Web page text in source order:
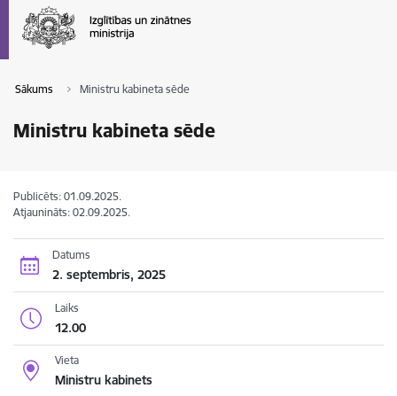
Sākums Ministru kabineta sēde
Ministru kabineta sēde
Publicēts: 01.09.2025.
Atjaunināts: 02.09.2025.
Datums
2. septembris, 2025
Laiks
12.00
Vieta
Ministru kabinets